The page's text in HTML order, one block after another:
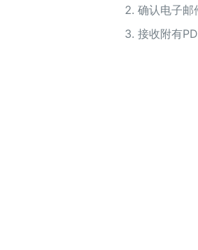
确认电子邮
接收附有